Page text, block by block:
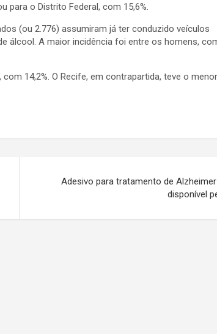
para o Distrito Federal, com 15,6%.
(ou 2.776) assumiram já ter conduzido veículos
álcool. A maior incidência foi entre os homens,
14,2%. O Recife, em contrapartida, teve o
Adesivo para tratamento de
disponível